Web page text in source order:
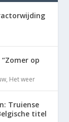
“Zomer op
, Het weer
Truiense
titel